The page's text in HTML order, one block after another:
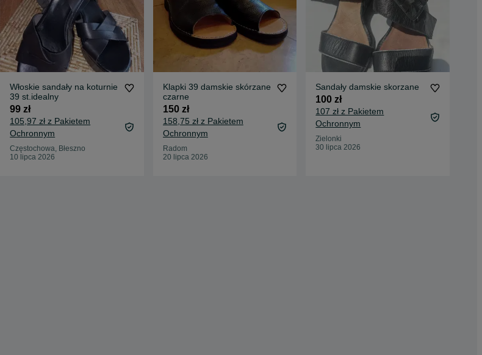
Włoskie sandały na koturnie
39 st.idealny
99 zł
105,97 zł z Pakietem
Ochronnym
Częstochowa, Błeszno
10 lipca 2026
Klapki 39 damskie skórzane
czarne
150 zł
158,75 zł z Pakietem
Ochronnym
Radom
20 lipca 2026
Sandały damskie skorzane
100 zł
107 zł z Pakietem
Ochronnym
Zielonki
30 lipca 2026